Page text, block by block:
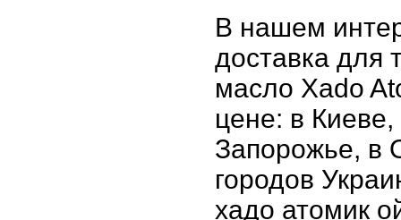
В нашем
доставка для
масло Xado
цене: в
Запорожье, в
городов
хадо атомик